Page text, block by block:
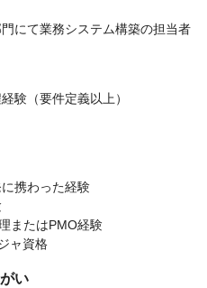
にて業務システム構築の担当者
験（要件定義以上）
携わった経験
またはPMO経験
ャ資格
い